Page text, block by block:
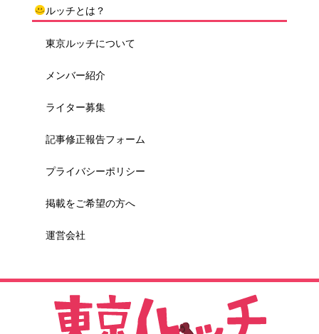
ルッチとは？
東京ルッチについて
メンバー紹介
ライター募集
記事修正報告フォーム
プライバシーポリシー
掲載をご希望の方へ
運営会社